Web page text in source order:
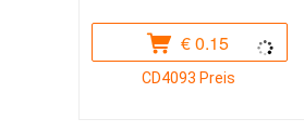
€0.15
CD4093 Preis